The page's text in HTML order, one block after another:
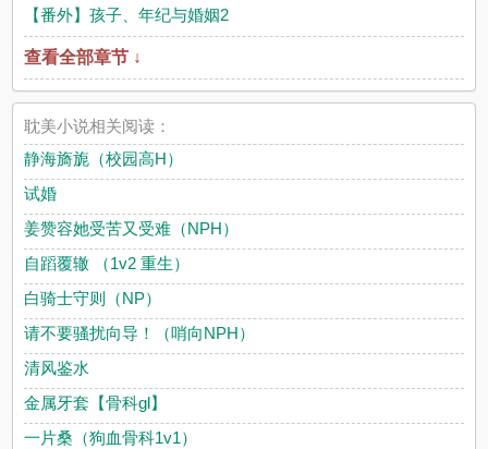
【番外】孩子、年纪与婚姻2
查看全部章节 ↓
耽美小说相关阅读：
静海旖旎（校园高H）
试婚
姜赞容她受苦又受难（NPH）
自蹈覆辙 （1v2 重生）
白骑士守则（NP）
请不要骚扰向导！（哨向NPH）
清风鉴水
金属牙套【骨科gl】
一片桑（狗血骨科1v1）